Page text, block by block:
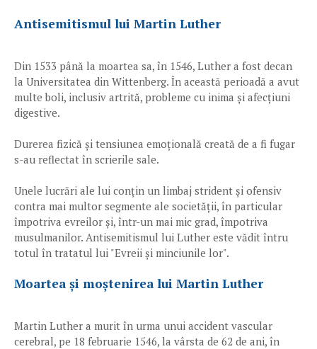
Antisemitismul lui Martin Luther
Din 1533 până la moartea sa, în 1546, Luther a fost decan
la Universitatea din Wittenberg. În această perioadă a avut
multe boli, inclusiv artrită, probleme cu inima și afecțiuni
digestive.
Durerea fizică și tensiunea emoțională creată de a fi fugar
s-au reflectat în scrierile sale.
Unele lucrări ale lui conțin un limbaj strident și ofensiv
contra mai multor segmente ale societății, în particular
împotriva evreilor și, într-un mai mic grad, împotriva
musulmanilor. Antisemitismul lui Luther este vădit întru
totul în tratatul lui "Evreii și minciunile lor".
Moartea și moștenirea lui Martin Luther
Martin Luther a murit în urma unui accident vascular
cerebral, pe 18 februarie 1546, la vârsta de 62 de ani, în